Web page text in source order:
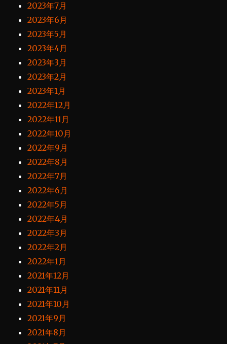
2023年7月
2023年6月
2023年5月
2023年4月
2023年3月
2023年2月
2023年1月
2022年12月
2022年11月
2022年10月
2022年9月
2022年8月
2022年7月
2022年6月
2022年5月
2022年4月
2022年3月
2022年2月
2022年1月
2021年12月
2021年11月
2021年10月
2021年9月
2021年8月